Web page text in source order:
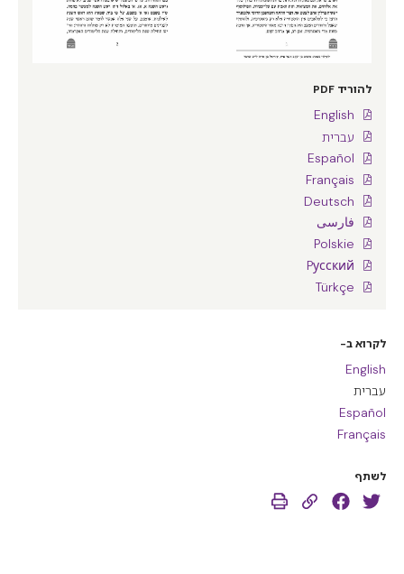
להוריד PDF
English
עברית
Español
Français
Deutsch
فارسی
Polskie
Pусский
Türkçe
לקרוא ב-
English
עברית
Español
Français
לשתף